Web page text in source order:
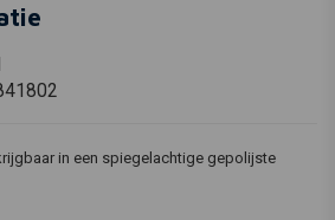
in een spiegelachtige gepolijste